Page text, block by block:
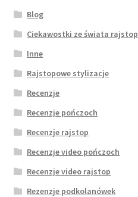
Blog
Ciekawostki ze świata rajstop
Inne
Rajstopowe stylizacje
Recenzje
Recenzje pończoch
Recenzje rajstop
Recenzje video pończoch
Recenzje video rajstop
Rezenzje podkolanówek